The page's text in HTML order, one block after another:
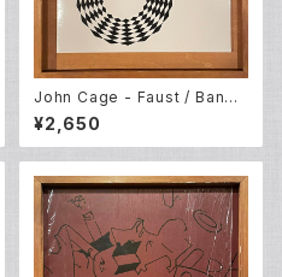
John Cage - Faust / Band
Of Pain – Radio Music (10E
P)
¥2,650